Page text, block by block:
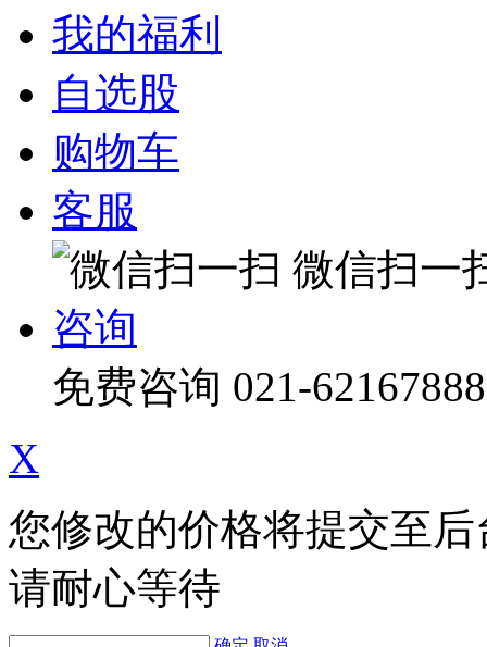
我的福利
自选股
购物车
客服
微信扫一
咨询
免费咨询 021-62167888
X
您修改的价格将提交至
请耐心等待